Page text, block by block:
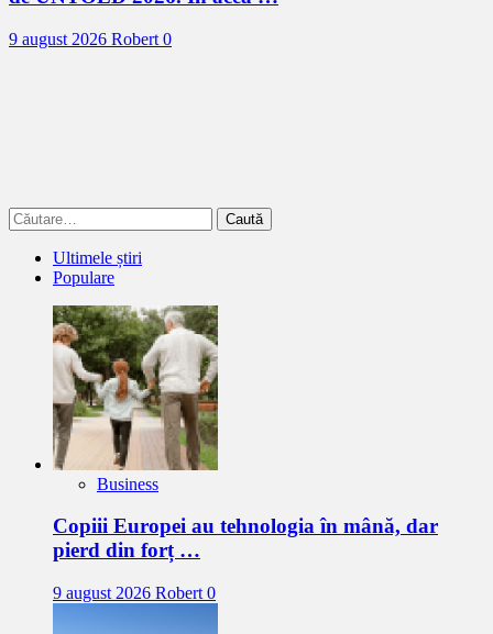
9 august 2026 Robert 0
Caută
după:
Ultimele știri
Populare
Business
Copiii Europei au tehnologia în mână, dar
pierd din forț …
9 august 2026 Robert 0